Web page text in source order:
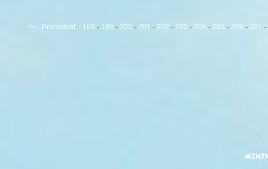
<< Précédent 198 - 199 - 200 - 201 - 202 - 203 - 204 - 205 - 206 - 207 -